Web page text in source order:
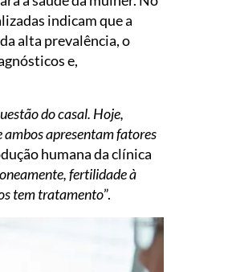
indicam que a
alta prevalência, o
e,
do casal. Hoje,
ambos apresentam fatores
humana da clínica
fertilidade à
tem tratamento”.